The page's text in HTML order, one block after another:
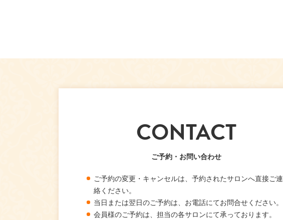
CONTACT
ご予約・お問い合わせ
ご予約の変更・キャンセルは、予約されたサロンへ直接ご連
絡ください。
当日または翌日のご予約は、お電話にてお問合せください。
会員様のご予約は、担当の各サロンにて承っております。